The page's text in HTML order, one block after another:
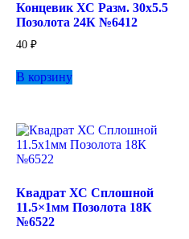
Концевик ХС Разм. 30х5.5
Позолота 24К №6412
40 ₽
В корзину
Квадрат ХС Сплошной
11.5×1мм Позолота 18К
№6522